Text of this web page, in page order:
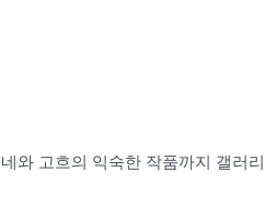
와 고흐의 익숙한 작품까지 갤러